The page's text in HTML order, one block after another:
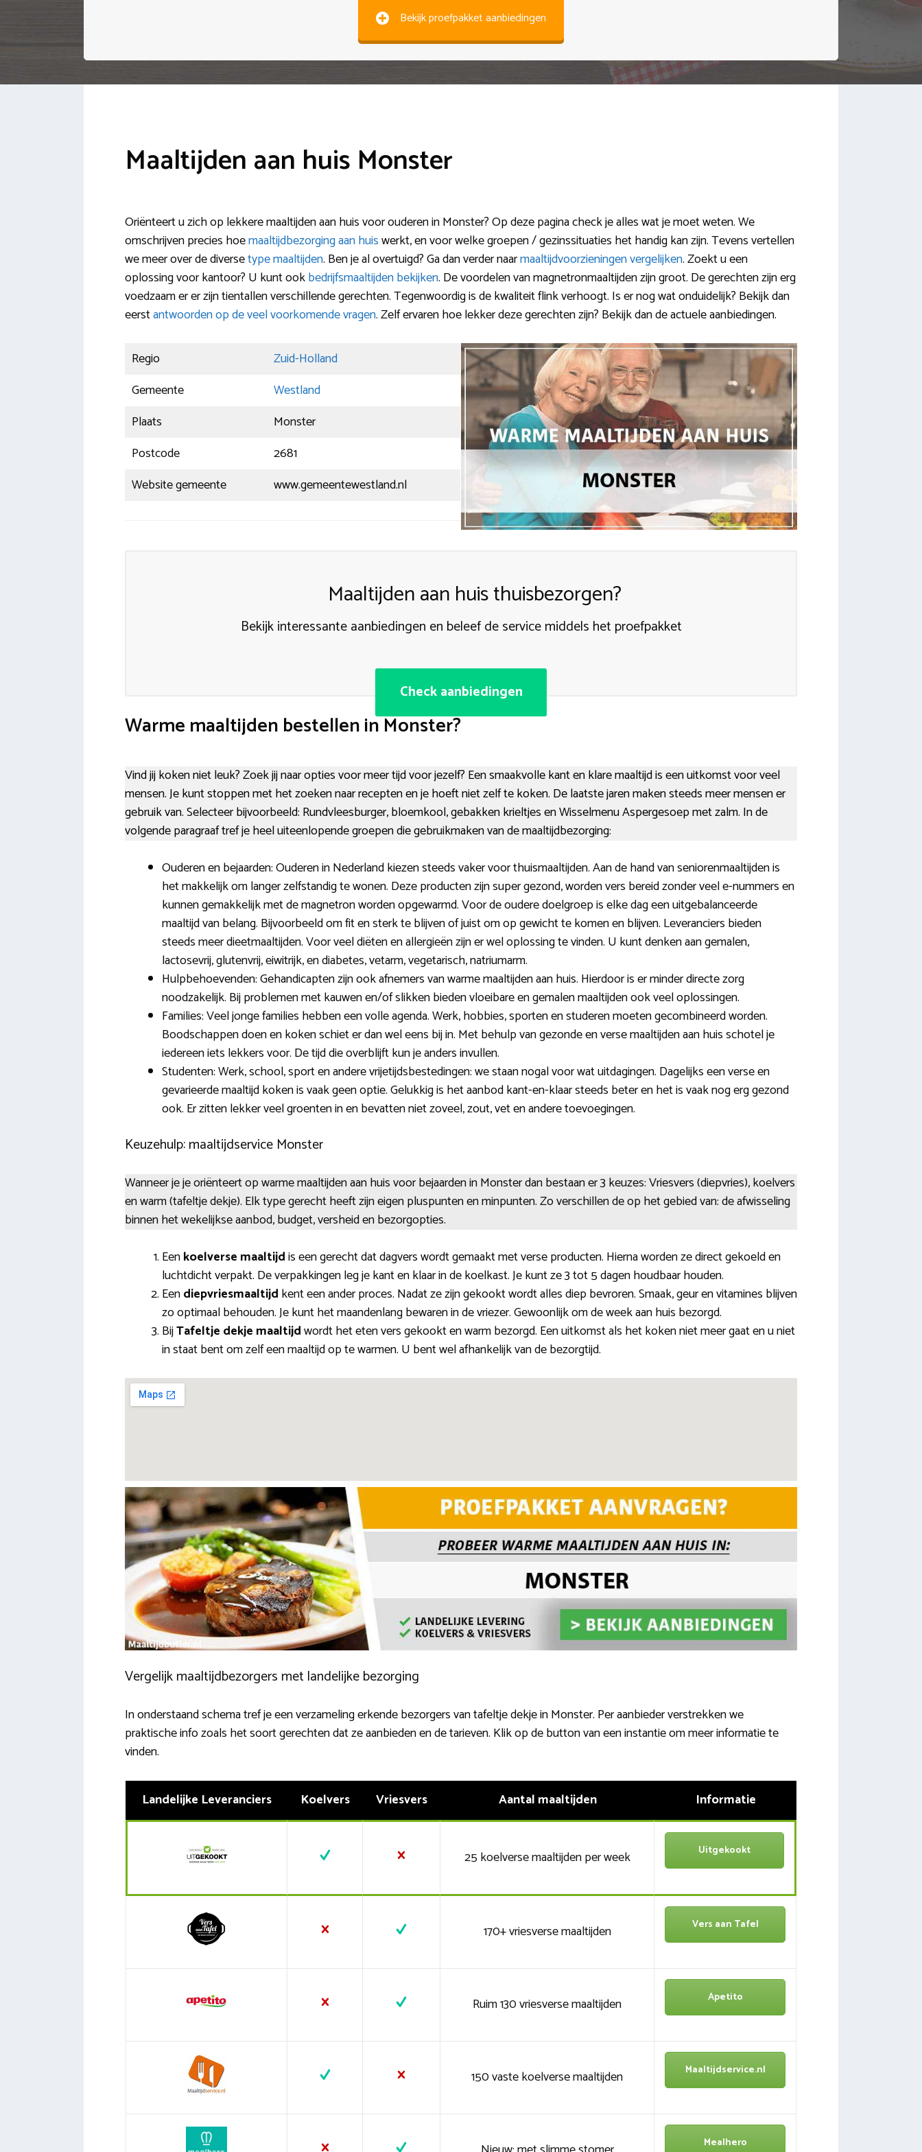
Bekijk proefpakket aanbiedingen
Maaltijden aan huis Monster
Oriënteert u zich op lekkere maaltijden aan huis voor ouderen in Monster? Op deze pagina check je alles wat je moet weten. We
omschrijven precies hoemaaltijdbezorging aan huiswerkt, en voor welke groepen / gezinssituaties het handig kan zijn. Tevens vertellen
we meer over de diversetype maaltijden. Ben je al overtuigd? Ga dan verder naarmaaltijdvoorzieningen vergelijken. Zoekt u een
oplossing voor kantoor? U kunt ookbedrijfsmaaltijden bekijken. De voordelen van magnetronmaaltijden zijn groot. De gerechten zijn erg
voedzaam er er zijn tientallen verschillende gerechten. Tegenwoordig is de kwaliteit flink verhoogt. Is er nog wat onduidelijk? Bekijk dan
eerstantwoorden op de veel voorkomende vragen. Zelf ervaren hoe lekker deze gerechten zijn? Bekijk dan de actuele aanbiedingen.
Regio
Zuid-Holland
Gemeente
Westland
Plaats
Monster
Postcode
2681
Website gemeente
www.gemeentewestland.nl
Maaltijden aan huis thuisbezorgen?
Bekijk interessante aanbiedingen en beleef de service middels het proefpakket
Check aanbiedingen
Warme maaltijden bestellen in Monster?
Vind jij koken niet leuk? Zoek jij naar opties voor meer tijd voor jezelf? Een smaakvolle kant en klare maaltijd is een uitkomst voor veel
mensen. Je kunt stoppen met het zoeken naar recepten en je hoeft niet zelf te koken. De laatste jaren maken steeds meer mensen er
gebruik van. Selecteer bijvoorbeeld: Rundvleesburger, bloemkool, gebakken krieltjes en Wisselmenu Aspergesoep met zalm. In de
volgende paragraaf tref je heel uiteenlopende groepen die gebruikmaken van de maaltijdbezorging:
Ouderen en bejaarden: Ouderen in Nederland kiezen steeds vaker voor thuismaaltijden. Aan de hand van seniorenmaaltijden is
het makkelijk om langer zelfstandig te wonen. Deze producten zijn super gezond, worden vers bereid zonder veel e-nummers en
kunnen gemakkelijk met de magnetron worden opgewarmd. Voor de oudere doelgroep is elke dag een uitgebalanceerde
maaltijd van belang. Bijvoorbeeld om fit en sterk te blijven of juist om op gewicht te komen en blijven. Leveranciers bieden
steeds meer dieetmaaltijden. Voor veel diëten en allergieën zijn er wel oplossing te vinden. U kunt denken aan gemalen,
lactosevrij, glutenvrij, eiwitrijk, en diabetes, vetarm, vegetarisch, natriumarm.
Hulpbehoevenden: Gehandicapten zijn ook afnemers van warme maaltijden aan huis. Hierdoor is er minder directe zorg
noodzakelijk. Bij problemen met kauwen en/of slikken bieden vloeibare en gemalen maaltijden ook veel oplossingen.
Families: Veel jonge families hebben een volle agenda. Werk, hobbies, sporten en studeren moeten gecombineerd worden.
Boodschappen doen en koken schiet er dan wel eens bij in. Met behulp van gezonde en verse maaltijden aan huis schotel je
iedereen iets lekkers voor. De tijd die overblijft kun je anders invullen.
Studenten: Werk, school, sport en andere vrijetijdsbestedingen: we staan nogal voor wat uitdagingen. Dagelijks een verse en
gevarieerde maaltijd koken is vaak geen optie. Gelukkig is het aanbod kant-en-klaar steeds beter en het is vaak nog erg gezond
ook. Er zitten lekker veel groenten in en bevatten niet zoveel, zout, vet en andere toevoegingen.
Keuzehulp: maaltijdservice Monster
Wanneer je je oriënteert op warme maaltijden aan huis voor bejaarden in Monster dan bestaan er 3 keuzes: Vriesvers (diepvries), koelvers
en warm (tafeltje dekje). Elk type gerecht heeft zijn eigen pluspunten en minpunten. Zo verschillen de op het gebied van: de afwisseling
binnen het wekelijkse aanbod, budget, versheid en bezorgopties.
Eenkoelverse maaltijdis een gerecht dat dagvers wordt gemaakt met verse producten. Hierna worden ze direct gekoeld en
luchtdicht verpakt. De verpakkingen leg je kant en klaar in de koelkast. Je kunt ze 3 tot 5 dagen houdbaar houden.
Eendiepvriesmaaltijd kent een ander proces. Nadat ze zijn gekookt wordt alles diep bevroren. Smaak, geur en vitamines blijven
zo optimaal behouden. Je kunt het maandenlang bewaren in de vriezer. Gewoonlijk om de week aan huis bezorgd.
BijTafeltje dekje maaltijdwordt het eten vers gekookt en warm bezorgd. Een uitkomst als het koken niet meer gaat en u niet
in staat bent om zelf een maaltijd op te warmen. U bent wel afhankelijk van de bezorgtijd.
Vergelijk maaltijdbezorgers met landelijke bezorging
In onderstaand schema tref je een verzameling erkende bezorgers van tafeltje dekje in Monster. Per aanbieder verstrekken we
praktische info zoals het soort gerechten dat ze aanbieden en de tarieven. Klik op de button van een instantie om meer informatie te
vinden.
Landelijke Leveranciers Koelvers Vriesvers Aantal maaltijden Informatie
25 koelverse maaltijden per week Uitgekookt
170+ vriesverse maaltijden Vers aan Tafel
Ruim 130 vriesverse maaltijden Apetito
150 vaste koelverse maaltijden Maaltijdservice.nl
Mealhero